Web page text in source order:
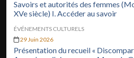
Savoirs et autorités des femmes
XVe siècle) I. Accéder au savoir
ÉVÉNEMENTS CULTURELS
29 Juin 2026
Présentation du recueil «